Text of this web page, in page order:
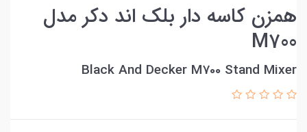
همزن کاسه دار بلک اند دکر مدل
M700
Black And Decker M700 Stand Mixer